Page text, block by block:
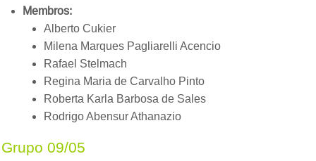
Membros:
Alberto Cukier
Milena Marques Pagliarelli Acencio
Rafael Stelmach
Regina Maria de Carvalho Pinto
Roberta Karla Barbosa de Sales
Rodrigo Abensur Athanazio
Grupo 09/05